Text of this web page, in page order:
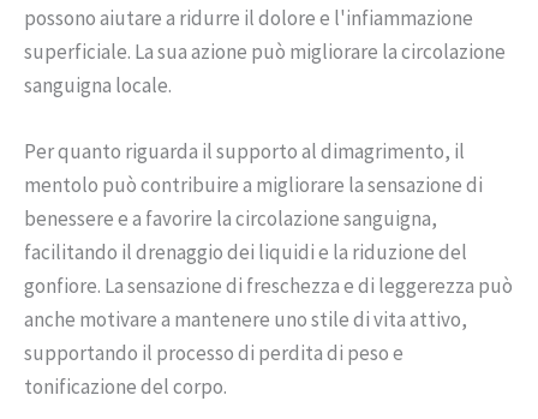
possono aiutare a ridurre il dolore e l'infiammazione
superficiale. La sua azione può migliorare la circolazione
sanguigna locale.
Per quanto riguarda il supporto al dimagrimento, il
mentolo può contribuire a migliorare la sensazione di
benessere e a favorire la circolazione sanguigna,
facilitando il drenaggio dei liquidi e la riduzione del
gonfiore. La sensazione di freschezza e di leggerezza può
anche motivare a mantenere uno stile di vita attivo,
supportando il processo di perdita di peso e
tonificazione del corpo.